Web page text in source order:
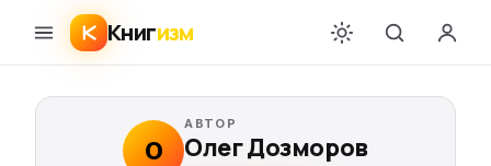
Книгизм
О
АВТОР
Олег Дозморов